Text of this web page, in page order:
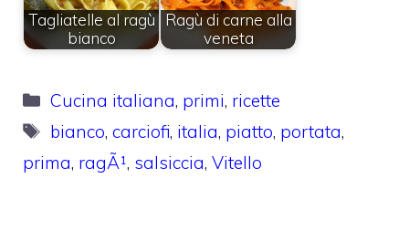
Tagliatelle al ragù
bianco
Ragù di carne alla
veneta
Categorie
Cucina italiana, primi, ricette
Tag
bianco,carciofi, italia, piatto, portata,
prima, ragÃ¹, salsiccia, Vitello